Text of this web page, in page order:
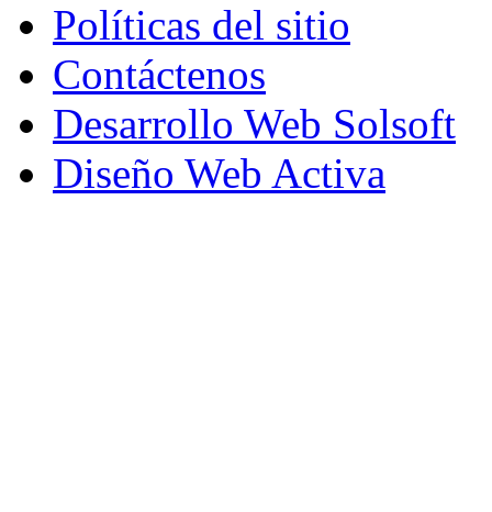
Políticas del sitio
Contáctenos
Desarrollo Web Solsoft
Diseño Web Activa